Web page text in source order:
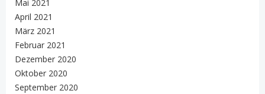
Mai 2021
April 2021
März 2021
Februar 2021
Dezember 2020
Oktober 2020
September 2020